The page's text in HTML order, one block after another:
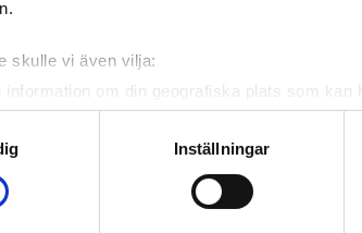
skulle vi även vilja:
information om din geografiska plats som kan
din enhet genom att aktivt skanna den för
om hur dina personliga uppgifter behandlas
ditt samtycke när som helst från cookie-
Inställningar
efter vattenskada i Varberg
– när det börjar läcka vatten genom
i januari 2023 visar det sig att den är
upp vattnet så att det spridit sig in i